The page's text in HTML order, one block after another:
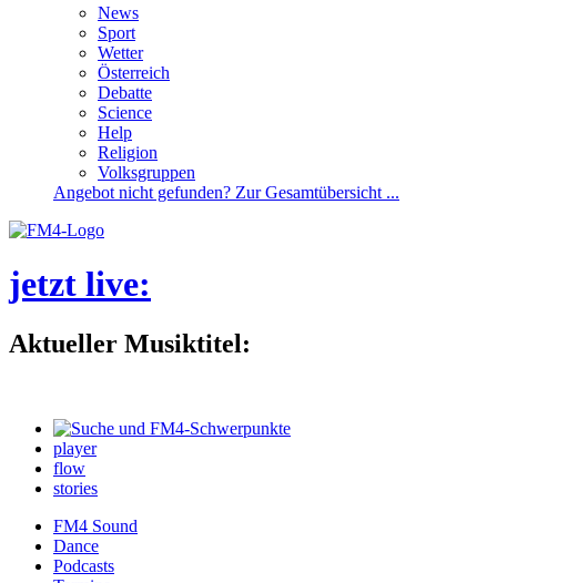
News
Sport
Wetter
Österreich
Debatte
Science
Help
Religion
Volksgruppen
Angebotnichtgefunden?ZurGesamtübersicht...
jetztlive:
AktuellerMusiktitel:
player
flow
stories
FM4Sound
Dance
Podcasts